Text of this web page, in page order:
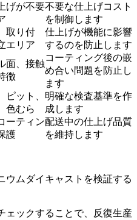
げが不要不要な仕上げコスト
を制御します
取り付
エリア
仕上げが機能に影響
するのを防止します
面、接触
徴
コーティング後の嵌
め合い問題を防止し
ます
ピット、
色むら
明確な検査基準を作
成します
ーティン
護
配送中の仕上げ品質
を維持します
ウムダイキャストを検証する
ェックすることで、反復生産